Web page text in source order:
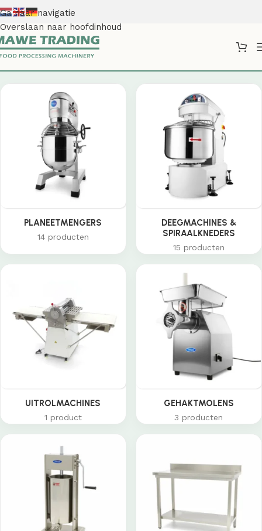
Ga naar navigatie
Overslaan naar hoofdinhoud
PLANEETMENGERS
14 producten
DEEGMACHINES &
SPIRAALKNEDERS
15 producten
UITROLMACHINES
1 product
GEHAKTMOLENS
3 producten